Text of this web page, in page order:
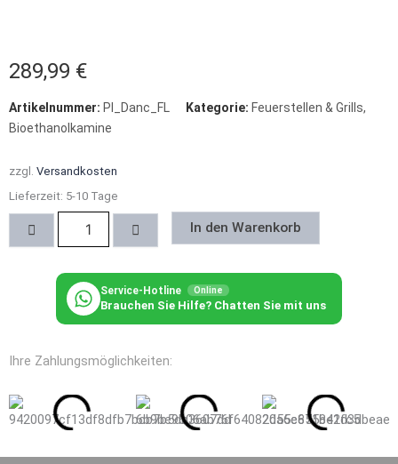
289,99 €
Artikelnummer: Pl_Danc_FL Kategorie: Feuerstellen & Grills,
Bioethanolkamine
zzgl. Versandkosten
Lieferzeit: 5-10 Tage
Glaskamin
Flames
Menge
In den Warenkorb
Service-Hotline Online
Brauchen Sie Hilfe? Chatten Sie mit uns
Ihre Zahlungsmöglichkeiten: